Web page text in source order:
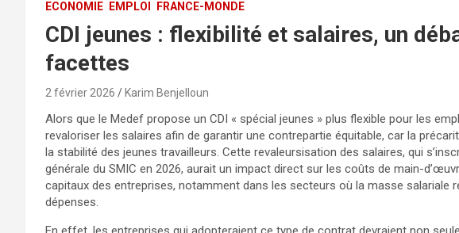
ECONOMIE EMPLOI FRANCE-MONDE
CDI jeunes : flexibilité et salaires, un
facettes
2 février 2026 Karim Benjelloun
Alors que le Medef propose un CDI « spécial jeunes » plus flexible pour les
revaloriser les salaires afin de garantir une contrepartie équitable, car la
la stabilité des jeunes travailleurs. Cette revaleursisation des salaires, qui
générale du SMIC en 2026, aurait un impact direct sur les coûts de main-
capitaux des entreprises, notamment dans les secteurs où la masse salariale
dépenses.